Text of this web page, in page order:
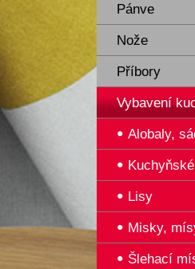
Pánve
Nože
Příbory
Vybavení
Alobaly,
Lisy
Misky,
Šlehací